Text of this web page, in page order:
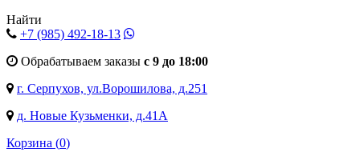
Найти
+7 (985) 492-18-13
Обрабатываем заказы с 9 до 18:00
г. Серпухов, ул.Ворошилова, д.251
д. Новые Кузьменки, д.41А
Корзина (0)